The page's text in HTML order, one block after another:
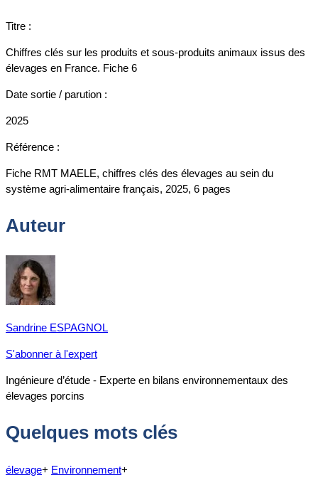
Titre :
Chiffres clés sur les produits et sous-produits animaux issus des
élevages en France. Fiche 6
Date sortie / parution :
2025
Référence :
Fiche RMT MAELE, chiffres clés des élevages au sein du
système agri-alimentaire français, 2025, 6 pages
Auteur
Sandrine ESPAGNOL
S'abonner à l'expert
Ingénieure d’étude - Experte en bilans environnementaux des
élevages porcins
Quelques mots clés
élevage+ Environnement+